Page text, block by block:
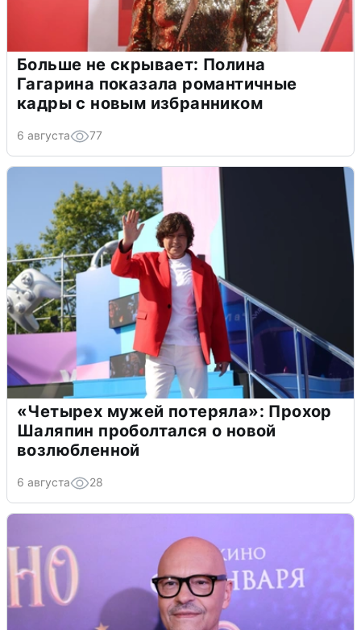
Больше не скрывает: Полина
Гагарина показала романтичные
кадры с новым избранником
6 августа 77
«Четырех мужей потеряла»: Прохор
Шаляпин проболтался о новой
возлюбленной
6 августа 28